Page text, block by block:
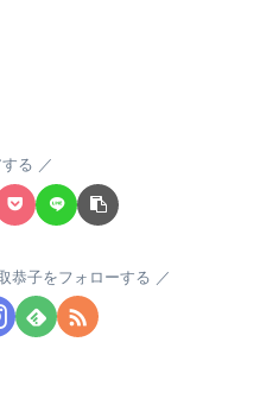
る
恭子をフォローする